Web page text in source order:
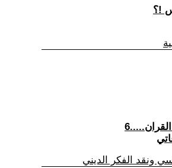
ونقد الفكر الديني